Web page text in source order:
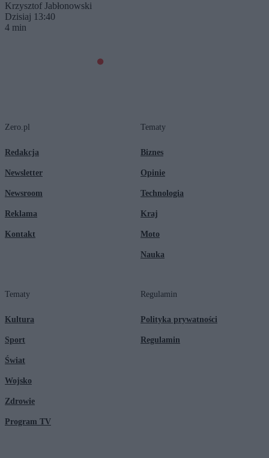
Krzysztof Jabłonowski
Dzisiaj 13:40
4 min
Zero.pl
Redakcja
Newsletter
Newsroom
Reklama
Kontakt
Tematy
Biznes
Opinie
Technologia
Kraj
Moto
Nauka
Tematy
Kultura
Sport
Świat
Wojsko
Zdrowie
Program TV
Regulamin
Polityka prywatności
Regulamin